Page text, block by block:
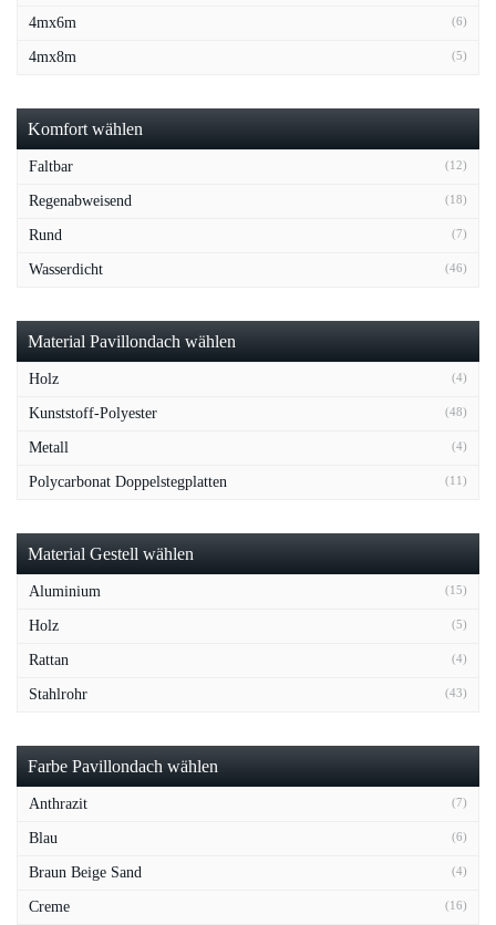
4mx6m (6)
4mx8m (5)
Komfort wählen
Faltbar (12)
Regenabweisend (18)
Rund (7)
Wasserdicht (46)
Material Pavillondach wählen
Holz (4)
Kunststoff-Polyester (48)
Metall (4)
Polycarbonat Doppelstegplatten (11)
Material Gestell wählen
Aluminium (15)
Holz (5)
Rattan (4)
Stahlrohr (43)
Farbe Pavillondach wählen
Anthrazit (7)
Blau (6)
Braun Beige Sand (4)
Creme (16)